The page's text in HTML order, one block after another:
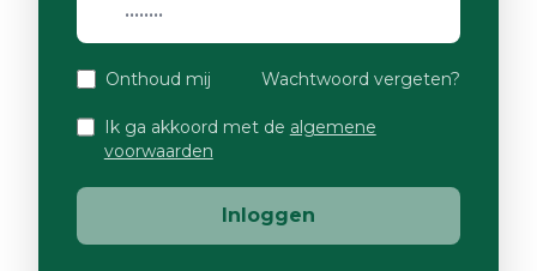
Onthoud mij Wachtwoord vergeten?
Ik ga akkoord met de algemene
voorwaarden
Inloggen